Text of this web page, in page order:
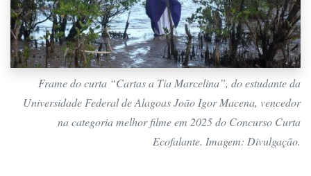
Frame do curta “Cartas a Tia Marcelina”, do estudante da
Universidade Federal de Alagoas João Igor Macena, vencedor
na categoria melhor filme em 2025 do Concurso Curta
Ecofalante. Imagem: Divulgação.